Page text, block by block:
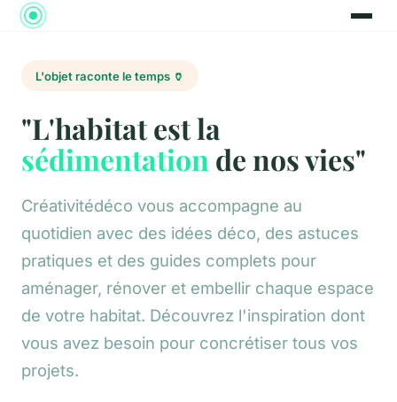
L'objet raconte le temps 🏺
"L'habitat est la
sédimentation de nos vies"
Créativitédéco vous accompagne au
quotidien avec des idées déco, des astuces
pratiques et des guides complets pour
aménager, rénover et embellir chaque espace
de votre habitat. Découvrez l'inspiration dont
vous avez besoin pour concrétiser tous vos
projets.